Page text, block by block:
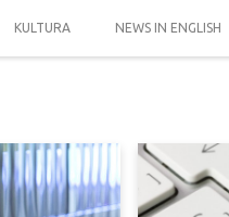
KULTURA NEWS IN ENGLISH